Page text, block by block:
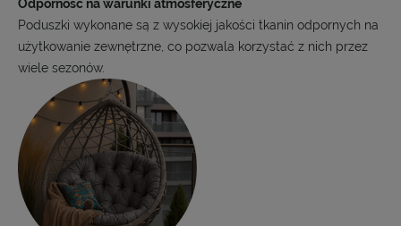
Odporność na warunki atmosferyczne
Poduszki wykonane są z wysokiej jakości tkanin odpornych na
użytkowanie zewnętrzne, co pozwala korzystać z nich przez
wiele sezonów.